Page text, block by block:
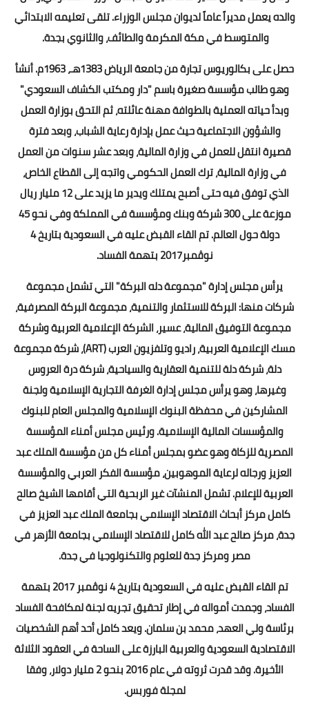
والده يعمل مديراً عاماً لديوان مجلس الوزراء. تلقى تعليمه الابتدائي
والمتوسط في مكة المكرمة والطائف، والثانوي بجدة.
حصل على بكالوريوس تجارة من جامعة الرياض 1383هـ، 1963م. أنشأ
وهو طالب مؤسسة صغيرة باسم "دار ومكتب الكشاف السعودي"
وبدأ حياته العملية بالطوافة مهنة عائلته، ثم التحق بوزارة العمل
والشؤون الاجتماعية حيث عمل بإدارة رعاية الشباب، وبعد فترة
قصيرة انتقل للعمل في وزارة المالية، وبعد عشر سنوات من العمل
في وزارة المالية، ترك العمل الحكومي واتجه إلى القطاع الخاص،
الذي توفق فيه حتى أصبح يمتلك ويدير ما يزيد على 12 مليار ريال
موزعة على 300 شركة وبنك ومؤسسة في المملكة وفي نحو 45
دولة حول العالم. تم القاء القبض عليه في السعودية بتاريخ 4
نوڤمبر2017 بتهمة الفساد.
يرأس مجلس إدارة "مجموعة دله البركة" التي تشمل مجموعة
شركات منها: البركة للاستثمار والتنمية، مجموعة البركة المصرفية،
مجموعة التوفيق المالية، عسير، الشركة الإعلامية العربية وشركة
مسك الإعلامية العربية، راديو وتلفزيون العرب (ART)، شركة مجموعة
دلة، شركة دلة للتنمية العقارية والسياحية، شركة درة العروس
وغيرها، وهو يرأس مجلس إدارة الغرفة التجارية الإسلامية ولجنة
المشاركين في محفظة البنوك الإسلامية والمجلس العام للبنوك
والمؤسسات المالية الإسلامية. ورئيس مجلس أمناء المؤسسة
المصرية للزكاة وهو عضو بمجلس أمناء كل من مؤسسة الملك عبد
العزيز ورجاله لرعاية الموهوبين، مؤسسة الفكر العربي والمؤسسة
العربية للإعلام. تشمل المنشآت غير الربحية التي أقامها الشيخ صالح
كامل مركز أبحاث الاقتصاد الإسلامي بجامعة الملك عبد العزيز في
جدة، مركز صالح عبد الله كامل للاقتصاد الإسلامي بجامعة الأزهر في
مصر ومركز جدة للعلوم والتكنولوجيا في جدة.
تم القاء القبض عليه في السعودية بتاريخ 4 نوڤمبر 2017 بتهمة
الفساد، وجمدت أمواله في إطار تحقيق تجريه لجنة لمكافحة الفساد
برئاسة ولي العهد، محمد بن سلمان. ويعد كامل أحد أهم الشخصيات
الاقتصادية السعودية والعربية البارزة على الساحة في العقود الثلاثة
الأخيرة. وقد قدرت ثروته في عام 2016 بنحو 2 مليار دولار، وفقا
لمجلة فوربس.